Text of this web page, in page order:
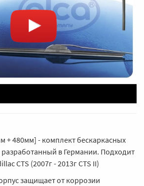
+ 480мм] - комплект бескаркасных
в Германии. Подходит
CTS (2007г - 2013г CTS II)
защищает от коррозии